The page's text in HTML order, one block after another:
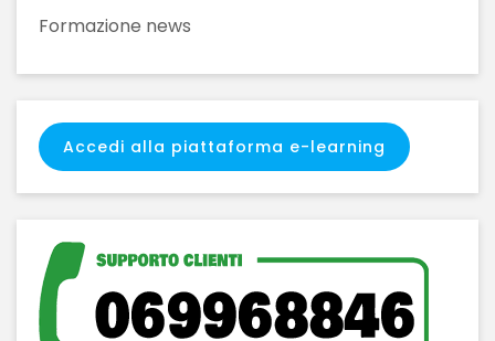
Formazione news
Accedi alla piattaforma e-learning